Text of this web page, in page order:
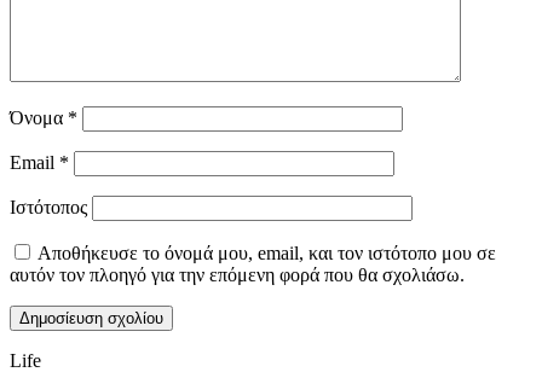
Όνομα *
Email *
Ιστότοπος
Αποθήκευσε το όνομά μου, email, και τον ιστότοπο μου σε
αυτόν τον πλοηγό για την επόμενη φορά που θα σχολιάσω.
Life